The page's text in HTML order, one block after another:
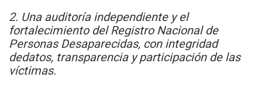
2. Una auditoría independiente y el
fortalecimiento del Registro Nacional de
Personas Desaparecidas, con integridad
dedatos, transparencia y participación de las
víctimas.